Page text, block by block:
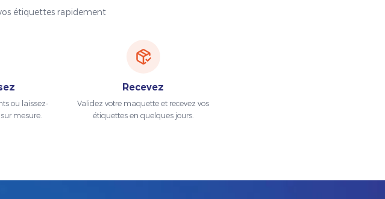
étiquettes rapidement
ou laissez-
mesure.
Recevez
Validez votre maquette et recevez vos
étiquettes en quelques jours.